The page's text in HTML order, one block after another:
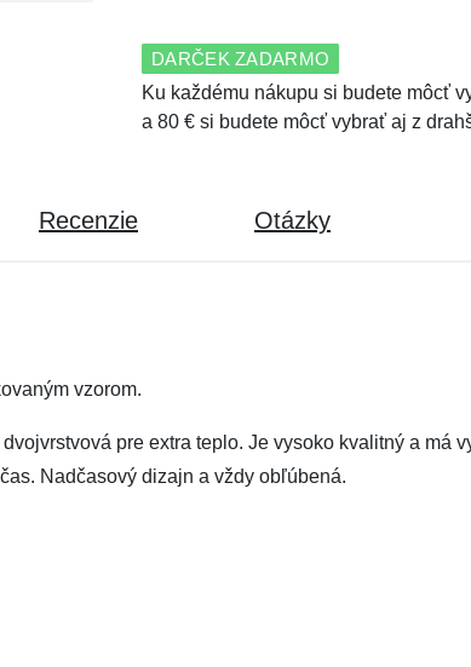
DARČEK ZADARMO
Ku každému nákupu si budete môcť
a 80 € si budete môcť vybrať aj z
Recenzie Otázky
vzorom.
pre extra teplo. Je vysoko kvalitný a má
Nadčasový dizajn a vždy obľúbená.